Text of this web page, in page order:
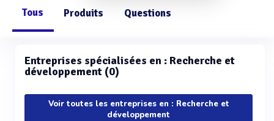
Tous Produits Questions
Entreprises spécialisées en : Recherche et
développement (0)
Voir toutes les entreprises en : Recherche et
développement